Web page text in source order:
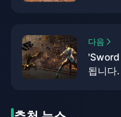
다음
'Sword
됩니다.